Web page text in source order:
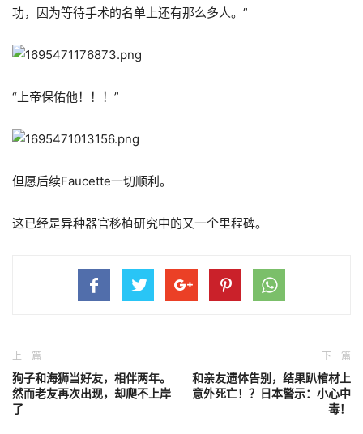
功，因为等待手术的名单上还有那么多人。”
“上帝保佑他！！！”
但愿后续Faucette一切顺利。
这已经是异种器官移植研究中的又一个里程碑。
上一篇
狗子和海狮当好友，相伴两年。
然而老友再次出现，却爬不上岸
了
下一篇
和亲友遗体告别，结果趴棺材上
意外死亡！？日本警示：小心中
毒！